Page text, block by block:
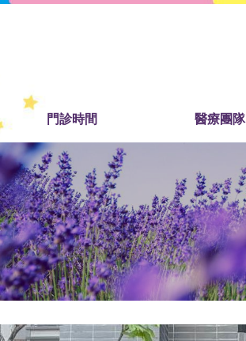
門診時間 醫療團隊